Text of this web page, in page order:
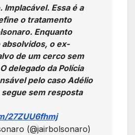
Implacável. Essa é a
o tratamento
Enquanto
o ex-
de um cerco sem
delegado da Polícia
pelo caso Adélio
segue sem resposta
27ZUU6fhmj
(@jairbolsonaro)